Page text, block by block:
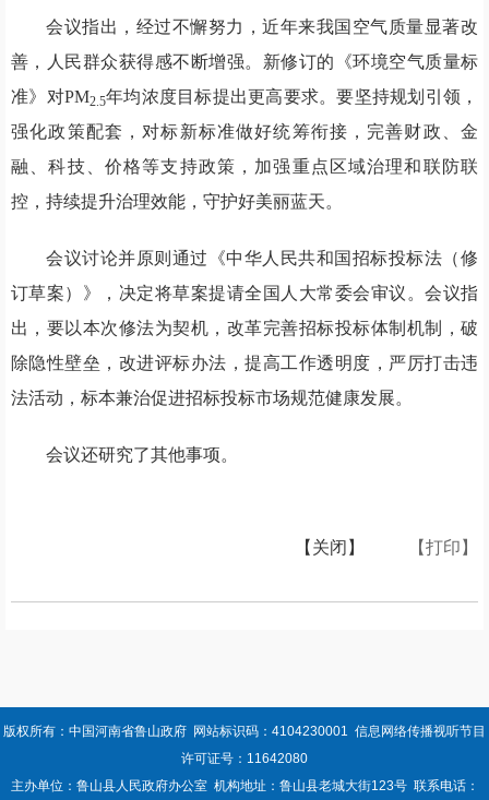
会议指出，经过不懈努力，近年来我国空气质量显著改
善，人民群众获得感不断增强。新修订的《环境空气质量标
准》对PM2.5年均浓度目标提出更高要求。要坚持规划引领，
强化政策配套，对标新标准做好统筹衔接，完善财政、金
融、科技、价格等支持政策，加强重点区域治理和联防联
控，持续提升治理效能，守护好美丽蓝天。
会议讨论并原则通过《中华人民共和国招标投标法（修
订草案）》，决定将草案提请全国人大常委会审议。会议指
出，要以本次修法为契机，改革完善招标投标体制机制，破
除隐性壁垒，改进评标办法，提高工作透明度，严厉打击违
法活动，标本兼治促进招标投标市场规范健康发展。
会议还研究了其他事项。
【打印】
【关闭】
版权所有：中国河南省鲁山政府 网站标识码：4104230001 信息网络传播视听节目
许可证号：11642080
主办单位：鲁山县人民政府办公室 机构地址：鲁山县老城大街123号 联系电话：